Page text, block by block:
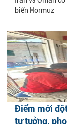
biển Hormuz
Điểm mới
tư tưởng,